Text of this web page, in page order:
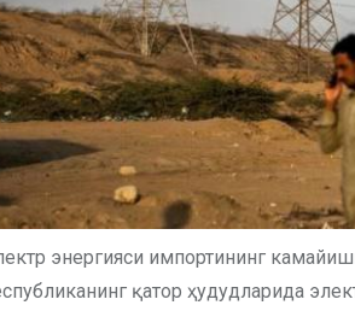
энергияси импортининг
қатор ҳудудларида